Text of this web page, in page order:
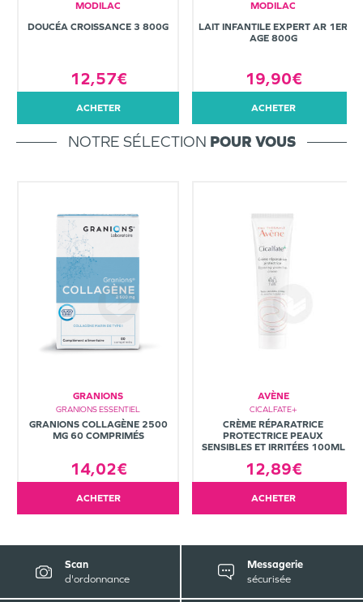
MODILAC
DOUCÉA CROISSANCE 3 800G
12,57€
ACHETER
MODILAC
LAIT INFANTILE EXPERT AR 1ER
AGE 800G
19,90€
ACHETER
NOTRE SÉLECTION POUR VOUS
GRANIONS
GRANIONS ESSENTIEL
GRANIONS COLLAGÈNE 2500
MG 60 COMPRIMÉS
14,02€
ACHETER
AVÈNE
CICALFATE+
CRÈME RÉPARATRICE
PROTECTRICE PEAUX
SENSIBLES ET IRRITÉES 100ML
12,89€
ACHETER
Scan
d'ordonnance
Messagerie
sécurisée